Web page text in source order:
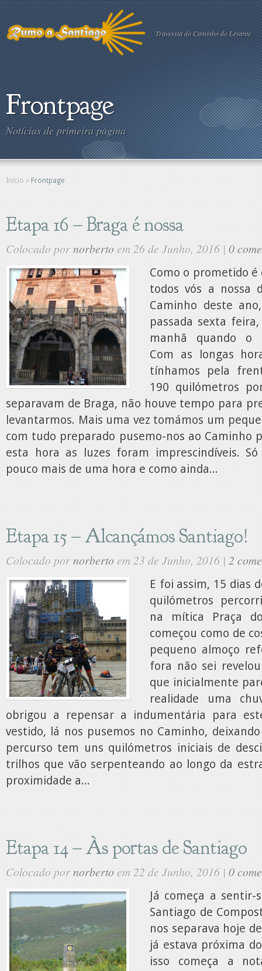
Travessia do Caminho do Levante
Frontpage
Notícias de primeira página
Início » Frontpage
Etapa 16 – Braga é nossa
Colocado pornorberto em 26 de Junho, 2016 | 0
Como o prometido
todos vós a nossa
Caminho deste
passada sexta
manhã quando o
Com as longas
tínhamos pela
190 quilómetros
separavam de Braga, não houve tempo para
levantarmos. Mais uma vez tomámos um
com tudo preparado pusemo-nos ao Caminho
esta hora as luzes foram imprescindíveis.
pouco mais de uma hora e como ainda...
Etapa 15 – Alcançámos Santiago!
Colocado pornorbertoem 23 de Junho, 2016 | 2
E foi assim, 15 dias
quilómetros
na mítica Praça
começou como de
pequeno almoço
fora não sei
que inicialmente
realidade uma
obrigou a repensar a indumentária para
vestido, lá nos pusemos no Caminho,
percurso tem uns quilómetros iniciais de
trilhos que vão serpenteando ao longo da
proximidade a...
Etapa 14 – Às portas de Santiago
Colocado pornorbertoem 22 de Junho, 2016 | 0
Já começa a
Santiago de
nos separava hoje
já estava próxima
isso começa a